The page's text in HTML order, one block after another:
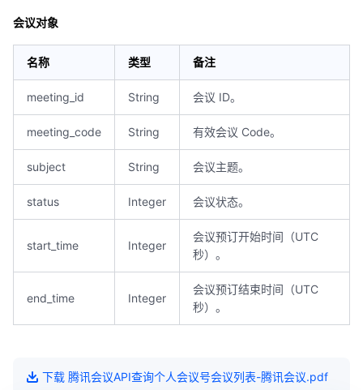
会议对象
名称 类型 备注
meeting_id String 会议 ID。
meeting_code String 有效会议 Code。
subject String 会议主题。
status Integer 会议状态。
start_time Integer
会议预订开始时间（UTC
秒）。
end_time Integer
会议预订结束时间（UTC
秒）。
下载 腾讯会议API查询个人会议号会议列表-腾讯会议.pdf